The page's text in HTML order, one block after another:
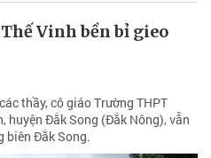
Vinh bền bỉ gieo
thầy, cô giáo Trường THPT
huyện Đắk Song (Đắk Nông), vẫn
biên Đắk Song.